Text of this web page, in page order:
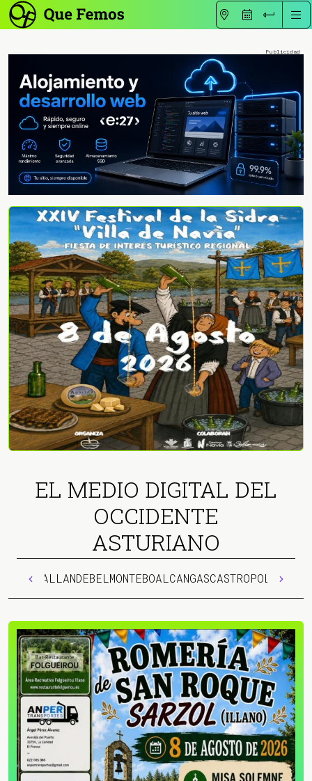
EL MEDIO DIGITAL DEL
OCCIDENTE
ASTURIANO
ALLANDEBELMONTEBOAL CANGASCASTROPOL COAÑA